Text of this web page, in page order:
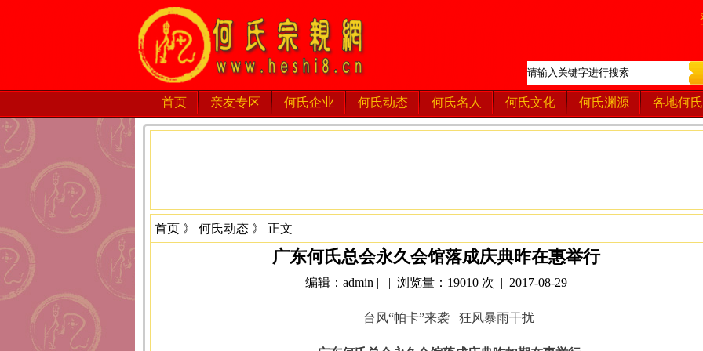
首页 亲友专区 何氏企业 何氏动态 何氏名人 何氏文化 何氏渊源 各地何氏
首页 》 何氏动态 》 正文
广东何氏总会永久会馆落成庆典昨在惠举行
编辑：admin | | 浏览量：19010 次 | 2017-08-29
台风“帕卡”来袭 狂风暴雨干扰